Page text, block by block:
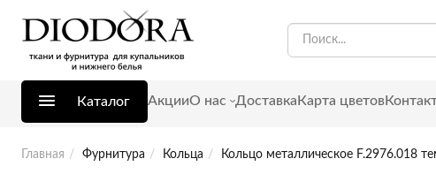
Каталог АкцииО нас Доставка Карта цветов
Главная Фурнитура Кольца Кольцо металлическое F.2976.018